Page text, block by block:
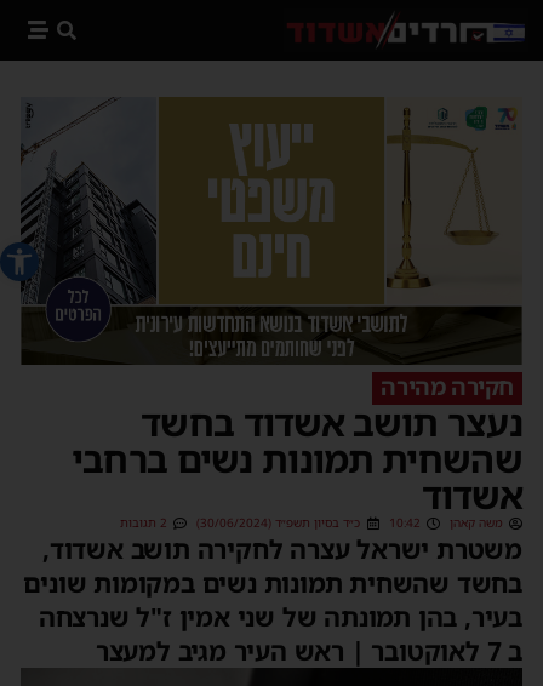
פתח
חקירה מהירה
נעצר תושב אשדוד בחשד
שהשחית תמונות נשים ברחבי
אשדוד
משה קאהן 10:42 כ״ד בסיון תשפ״ד (30/06/2024) 2 תגובות
משטרת ישראל עצרה לחקירה תושב אשדוד,
בחשד שהשחית תמונות נשים במקומות שונים
בעיר, בהן תמונתה של שני אמין ז"ל שנרצחה
ב 7 לאוקטובר | ראש העיר מגיב למעצר